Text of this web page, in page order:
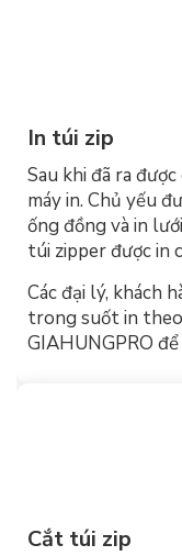
In túi zip
Sau khi đã ra
máy in. Chủ yếu
ống đồng và in
túi zipper được in
Các đại lý, khách
trong suốt in
GIAHUNGPRO
Cắt túi zip